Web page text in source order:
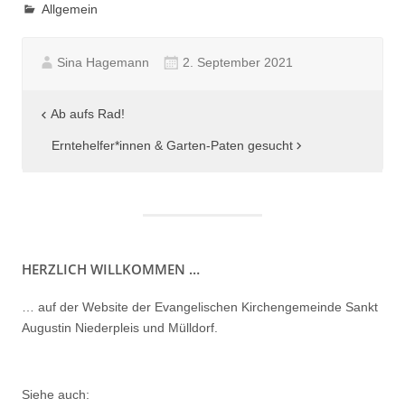
Allgemein
Sina Hagemann 2. September 2021
Beitragsnavigation
Ab aufs Rad!
Erntehelfer*innen & Garten-Paten gesucht
HERZLICH WILLKOMMEN …
… auf der Website der Evangelischen Kirchengemeinde Sankt
Augustin Niederpleis und Mülldorf.
Siehe auch: